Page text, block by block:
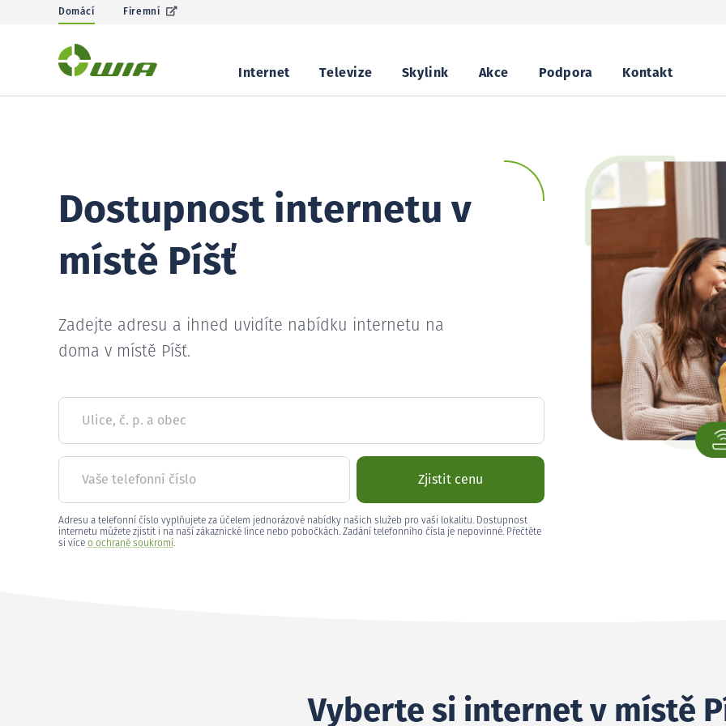
Domácí Firemní
Internet Televize Skylink Akce Podpora Kontakt
Dostupnost internetu v
místě Píšť
Zadejte adresu a ihned uvidíte nabídku internetu na
doma v místě Píšť.
Ulice, č. p. a obec
Vaše telefonní číslo Zjistit cenu
Adresu a telefonní číslo vyplňujete za účelem jednorázové nabídky našich služeb pro vaši lokalitu. Dostupnost
internetu můžete zjistit i na naší zákaznické lince nebo pobočkách. Zadání telefonního čísla je nepovinné. Přečtěte
si více o ochraně soukromí.
Vyberte si internet v místě